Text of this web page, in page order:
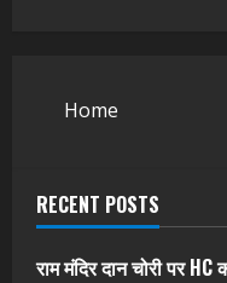
Home
RECENT POSTS
राम मंदिर दान चोरी पर